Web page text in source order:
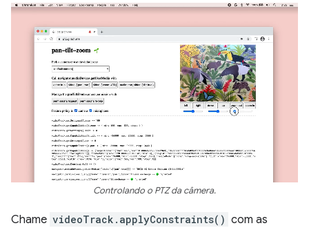
Controlando o PTZ da câmera.
Chame videoTrack.applyConstraints() com as